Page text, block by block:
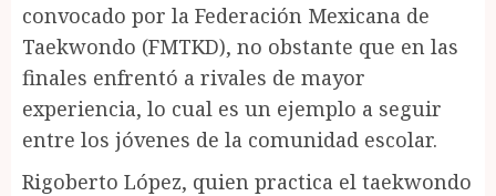
convocado por la Federación Mexicana de
Taekwondo (FMTKD), no obstante que en las
finales enfrentó a rivales de mayor
experiencia, lo cual es un ejemplo a seguir
entre los jóvenes de la comunidad escolar.
Rigoberto López, quien practica el taekwondo